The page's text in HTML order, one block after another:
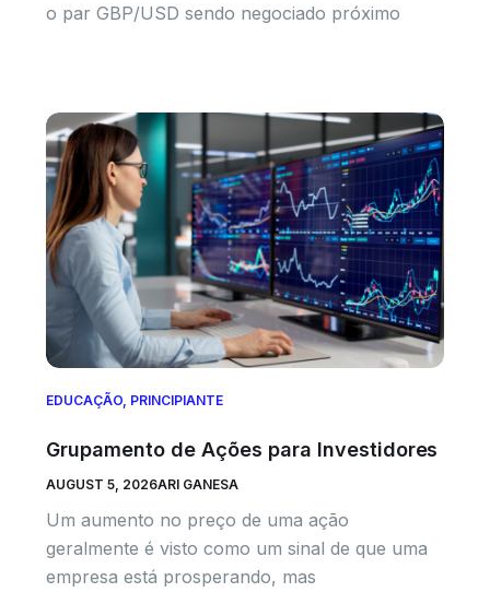
o par GBP/USD sendo negociado próximo
EDUCAÇÃO, PRINCIPIANTE
Grupamento de Ações para Investidores
AUGUST 5, 2026ARI GANESA
Um aumento no preço de uma ação
geralmente é visto como um sinal de que uma
empresa está prosperando, mas